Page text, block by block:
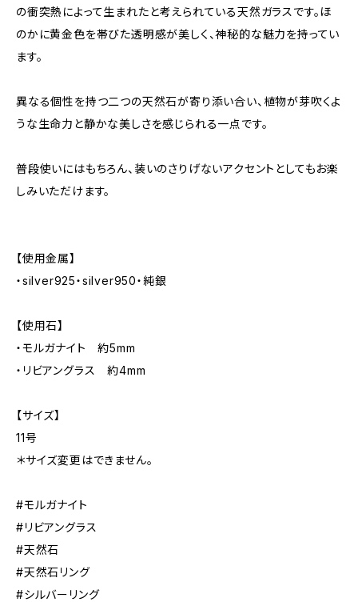
の衝突熱によって生まれたと考えられている天然ガラスです。ほ
のかに黄金色を帯びた透明感が美しく、神秘的な魅力を持ってい
ます。
異なる個性を持つ二つの天然石が寄り添い合い、植物が芽吹くよ
うな生命力と静かな美しさを感じられる一点です。
普段使いにはもちろん、装いのさりげないアクセントとしてもお楽
しみいただけます。
【使用金属】
・silver925・silver950・純銀
【使用石】
・モルガナイト 約5mm
・リビアングラス 約4mm
【サイズ】
11号
＊サイズ変更はできません。
#モルガナイト
#リビアングラス
#天然石
#天然石リング
#シルバーリング